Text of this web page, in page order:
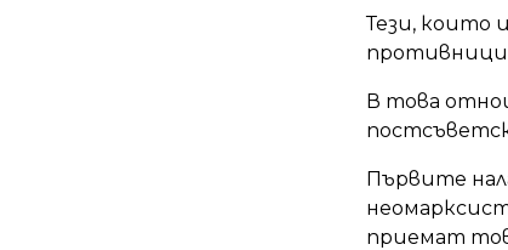
Тези, които
противници
В това
Първите
приемат